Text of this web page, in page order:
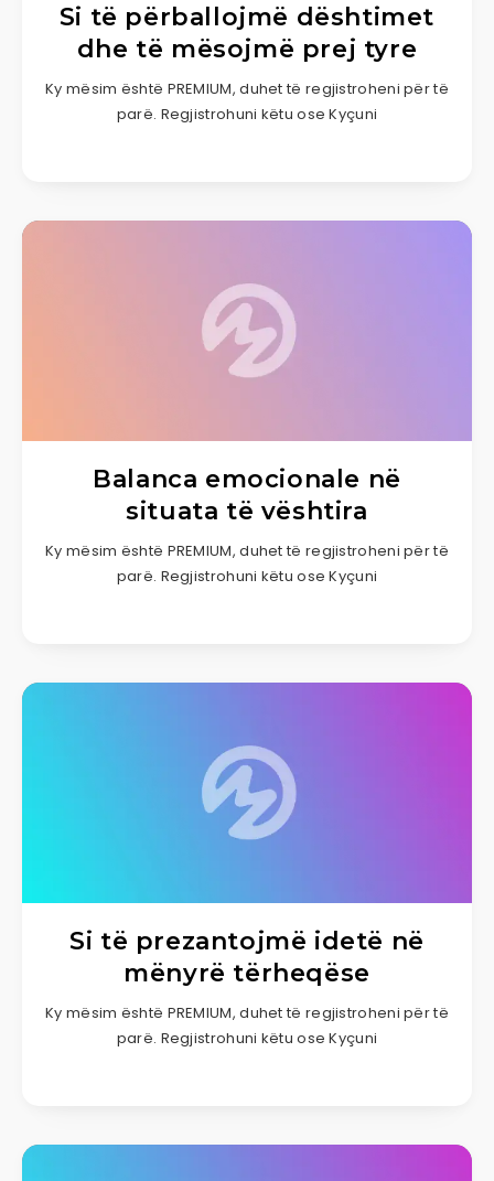
Si të përballojmë dështimet
dhe të mësojmë prej tyre
Ky mësim është PREMIUM, duhet të regjistroheni për të
parë. Regjistrohuni këtu ose Kyçuni
Balanca emocionale në
situata të vështira
Ky mësim është PREMIUM, duhet të regjistroheni për të
parë. Regjistrohuni këtu ose Kyçuni
Si të prezantojmë idetë në
mënyrë tërheqëse
Ky mësim është PREMIUM, duhet të regjistroheni për të
parë. Regjistrohuni këtu ose Kyçuni